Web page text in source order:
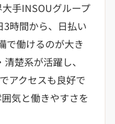
手INSOUグループ
時間から、日払い
で働けるのが大き
楚系が活躍し、
アクセスも良好で
気と働きやすさを